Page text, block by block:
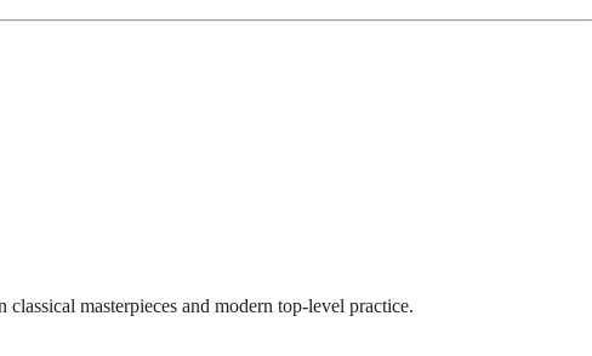
masterpieces and modern top-level practice.